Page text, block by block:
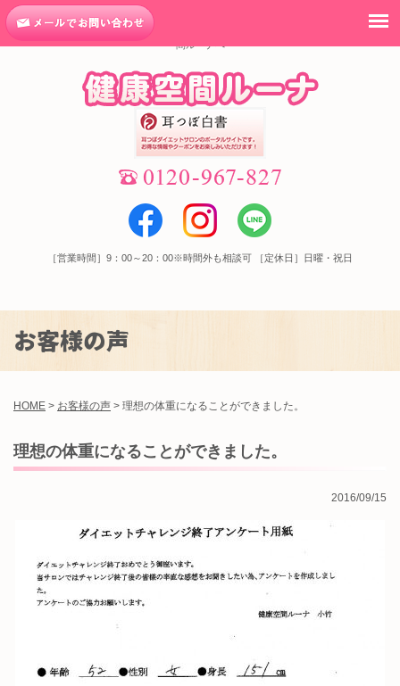
理想の体重になることができました。｜高松市での健康な耳つぼダイエットは健康空
間ルーナへ
［営業時間］9：00～20：00※時間外も相談可 ［定休日］日曜・祝日
お客様の声
HOME > お客様の声 > 理想の体重になることができました。
理想の体重になることができました。
2016/09/15